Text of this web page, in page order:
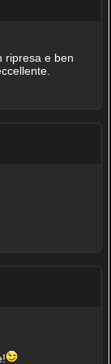
ripresa e ben